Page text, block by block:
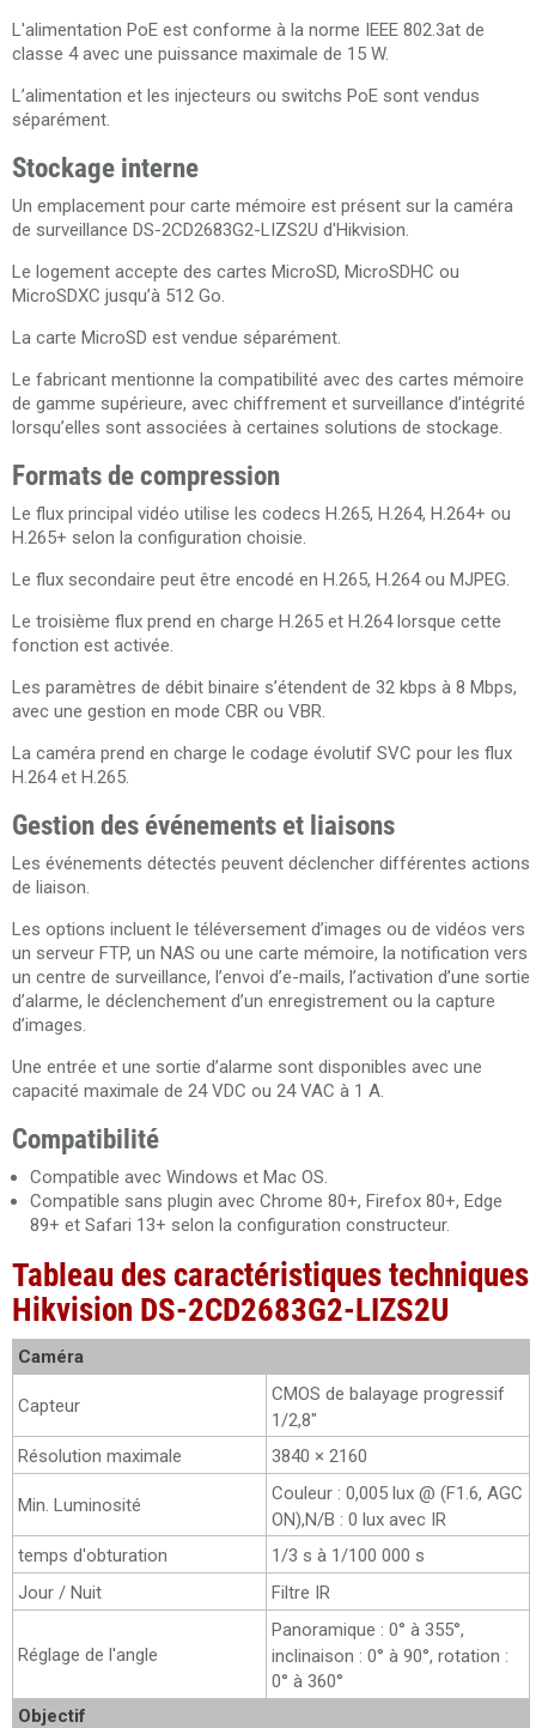
L'alimentation PoE est conforme à la norme IEEE 802.3at de
classe 4 avec une puissance maximale de 15 W.
L’alimentation et les injecteurs ou switchs PoE sont vendus
séparément.
Stockage interne
Un emplacement pour carte mémoire est présent sur la caméra
de surveillance DS-2CD2683G2-LIZS2U d'Hikvision.
Le logement accepte des cartes MicroSD, MicroSDHC ou
MicroSDXC jusqu’à 512 Go.
La carte MicroSD est vendue séparément.
Le fabricant mentionne la compatibilité avec des cartes mémoire
de gamme supérieure, avec chiffrement et surveillance d’intégrité
lorsqu’elles sont associées à certaines solutions de stockage.
Formats de compression
Le flux principal vidéo utilise les codecs H.265, H.264, H.264+ ou
H.265+ selon la configuration choisie.
Le flux secondaire peut être encodé en H.265, H.264 ou MJPEG.
Le troisième flux prend en charge H.265 et H.264 lorsque cette
fonction est activée.
Les paramètres de débit binaire s’étendent de 32 kbps à 8 Mbps,
avec une gestion en mode CBR ou VBR.
La caméra prend en charge le codage évolutif SVC pour les flux
H.264 et H.265.
Gestion des événements et liaisons
Les événements détectés peuvent déclencher différentes actions
de liaison.
Les options incluent le téléversement d’images ou de vidéos vers
un serveur FTP, un NAS ou une carte mémoire, la notification vers
un centre de surveillance, l’envoi d’e-mails, l’activation d’une sortie
d’alarme, le déclenchement d’un enregistrement ou la capture
d’images.
Une entrée et une sortie d’alarme sont disponibles avec une
capacité maximale de 24 VDC ou 24 VAC à 1 A.
Compatibilité
Compatible avec Windows et Mac OS.
Compatible sans plugin avec Chrome 80+, Firefox 80+, Edge
89+ et Safari 13+ selon la configuration constructeur.
Tableau des caractéristiques techniques
Hikvision DS-2CD2683G2-LIZS2U
Caméra
Capteur
CMOS de balayage progressif
1/2,8"
Résolution maximale
3840 × 2160
Min. Luminosité
Couleur : 0,005 lux @ (F1.6, AGC
ON),N/B : 0 lux avec IR
temps d'obturation
1/3 s à 1/100 000 s
Jour / Nuit
Filtre IR
Réglage de l'angle
Panoramique : 0° à 355°,
inclinaison : 0° à 90°, rotation :
0° à 360°
Objectif